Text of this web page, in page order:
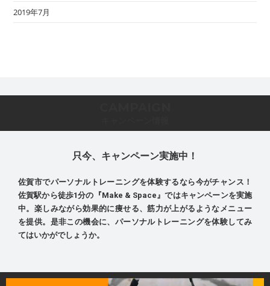
2019年7月
只今、キャンペーン実施中！
佐賀市でパーソナルトレーニングを体験するなら今がチャンス！
佐賀駅から徒歩1分の『Make & Space』ではキャンペーンを実施
中。楽しみながら効果的に痩せる、筋力が上がるようなメニュー
を提供。是非この機会に、パーソナルトレーニングを体験してみ
てはいかがでしょうか。